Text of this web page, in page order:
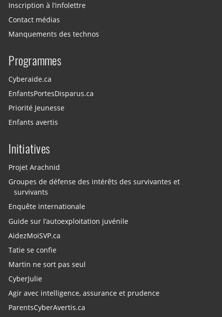
Inscription à l’infolettre
Contact médias
Manquements des technos
Programmes
Cyberaide.ca
EnfantsPortesDisparus.ca
Priorité Jeunesse
Enfants avertis
Initiatives
Projet Arachnid
Groupes de défense des intérêts des survivantes et
survivants
Enquête internationale
Guide sur l’autoexploitation juvénile
AidezMoiSVP.ca
Tatie se confie
Martin ne sort pas seul
CyberJulie
Agir avec intelligence, assurance et prudence
ParentsCyberAvertis.ca